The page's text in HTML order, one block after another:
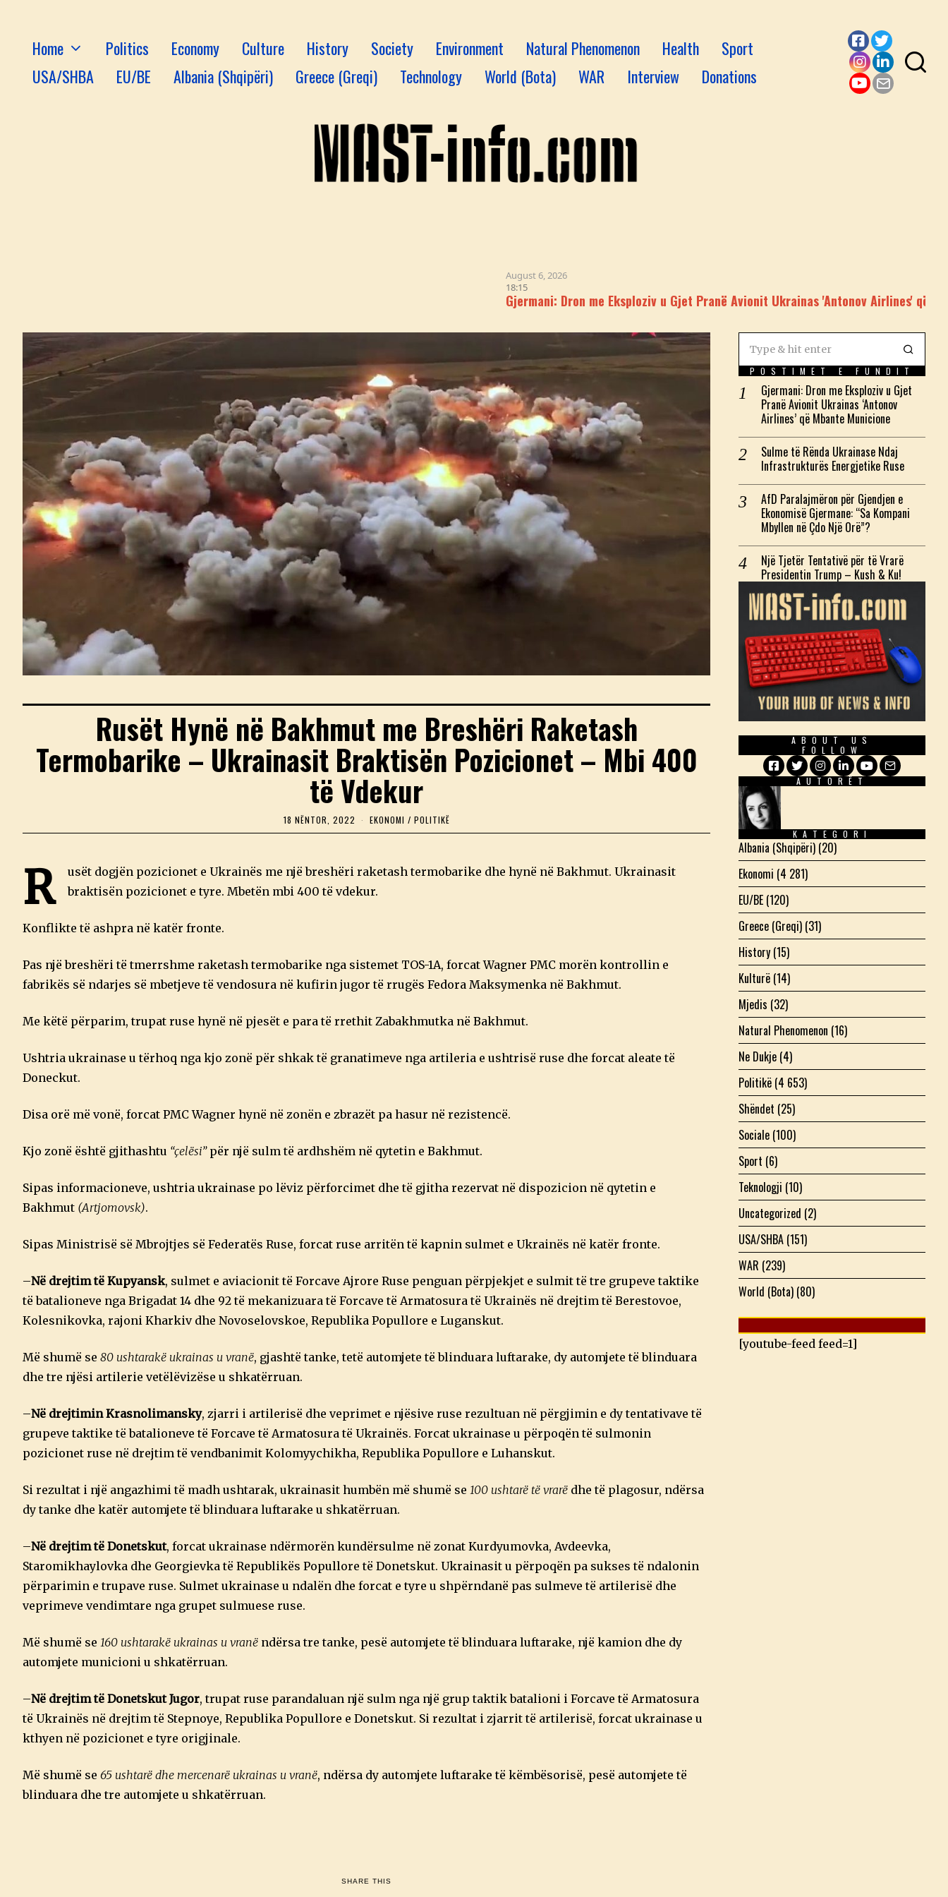
Home Politics Economy Culture History Society Environment Natural Phenomenon Health
Sport
USA/SHBA
EU/BE Albania (Shqipëri) Greece (Greqi) Technology World (Bota) WAR Interview Donations
Facebook
Twitter
Instagram
LinkedIn
Gjermani: Dron me Eksploziv u Gjet Pranë Avionit Ukrainas 'Antonov Airlines' që Mbante
Rusët Hynë në Bakhmut me Breshëri Raketash
Termobarike – Ukrainasit Braktisën Pozicionet – Mbi 400
të Vdekur
18 NËNTOR, 2022
8
T
O
R
EKONOMI / POLITIKË
R
usët dogjën pozicionet e Ukrainës me një breshëri raketash termobarike dhe hynë në Bakhmut. Ukrainasit
braktisën pozicionet e tyre. Mbetën mbi 400 të vdekur.
Konflikte të ashpra në katër fronte.
Pas një breshëri të tmerrshme raketash termobarike nga sistemet TOS-1A, forcat Wagner PMC morën kontrollin e
fabrikës së ndarjes së mbetjeve të vendosura në kufirin jugor të rrugës Fedora Maksymenka në Bakhmut.
Me këtë përparim, trupat ruse hynë në pjesët e para të rrethit Zabakhmutka në Bakhmut.
Ushtria ukrainase u tërhoq nga kjo zonë për shkak të granatimeve nga artileria e ushtrisë ruse dhe forcat aleate të
Doneckut.
Disa orë më vonë, forcat PMC Wagner hynë në zonën e zbrazët pa hasur në rezistencë.
Kjo zonë është gjithashtu “çelësi”për një sulm të ardhshëm në qytetin e Bakhmut.
Sipas informacioneve, ushtria ukrainase po lëviz përforcimet dhe të gjitha rezervat në dispozicion në qytetin e
Bakhmut (Artjomovsk).
Sipas Ministrisë së Mbrojtjes së Federatës Ruse, forcat ruse arritën të kapnin sulmet e Ukrainës në katër fronte.
–Në drejtim të Kupyansk, sulmet e aviacionit të Forcave Ajrore Ruse penguan përpjekjet e sulmit të tre grupeve taktike
të batalioneve nga Brigadat 14 dhe 92 të mekanizuara të Forcave të Armatosura të Ukrainës në drejtim të Berestovoe,
Kolesnikovka, rajoni Kharkiv dhe Novoselovskoe, Republika Popullore e Luganskut.
Më shumë se 80 ushtarakë ukrainas u vranë, gjashtë tanke, tetë automjete të blinduara luftarake, dy automjete të blinduara
dhe tre njësi artilerie vetëlëvizëse u shkatërruan.
–Në drejtimin Krasnolimansky, zjarri i artilerisë dhe veprimet e njësive ruse rezultuan në përgjimin e dy tentativave të
grupeve taktike të batalioneve të Forcave të Armatosura të Ukrainës. Forcat ukrainase u përpoqën të sulmonin
pozicionet ruse në drejtim të vendbanimit Kolomyychikha, Republika Popullore e Luhanskut.
Si rezultat i një angazhimi të madh ushtarak, ukrainasit humbën më shumë se 100 ushtarë të vrarë dhe të plagosur, ndërsa
dy tanke dhe katër automjete të blinduara luftarake u shkatërruan.
–Në drejtim të Donetskut, forcat ukrainase ndërmorën kundërsulme në zonat Kurdyumovka, Avdeevka,
Staromikhaylovka dhe Georgievka të Republikës Popullore të Donetskut. Ukrainasit u përpoqën pa sukses të ndalonin
përparimin e trupave ruse. Sulmet ukrainase u ndalën dhe forcat e tyre u shpërndanë pas sulmeve të artilerisë dhe
veprimeve vendimtare nga grupet sulmuese ruse.
Më shumë se 160 ushtarakë ukrainas u vranë ndërsa tre tanke, pesë automjete të blinduara luftarake, një kamion dhe dy
automjete municioni u shkatërruan.
–Në drejtim të Donetskut Jugor, trupat ruse parandaluan një sulm nga një grup taktik batalioni i Forcave të Armatosura
të Ukrainës në drejtim të Stepnoye, Republika Popullore e Donetskut. Si rezultat i zjarrit të artilerisë, forcat ukrainase u
kthyen në pozicionet e tyre origjinale.
Më shumë se 65 ushtarë dhe mercenarë ukrainas u vranë, ndërsa dy automjete luftarake të këmbësorisë, pesë automjete të
blinduara dhe tre automjete u shkatërruan.
SHARE THIS
POSTIMET E FUNDIT
Gjermani: Dron me Eksploziv u Gjet
Pranë Avionit Ukrainas ‘Antonov
Airlines’ që Mbante Municione
Sulme të Rënda Ukrainase Ndaj
Infrastrukturës Energjetike Ruse
AfD Paralajmëron për Gjendjen e
Ekonomisë Gjermane: “Sa Kompani
Mbyllen në Çdo Një Orë”?
Një Tjetër Tentativë për të Vrarë
Presidentin Trump – Kush & Ku!
ABOUT US
FOLLOW
Facebook
TwitterInstagram
LinkedIn
YouTube
Email
AUTORËT
KATEGORI
Albania (Shqipëri) (20)
Ekonomi (4 281)
EU/BE (120)
Greece (Greqi) (31)
History (15)
Kulturë (14)
Mjedis (32)
Natural Phenomenon (16)
Ne Dukje (4)
Politikë (4 653)
Shëndet (25)
Sociale (100)
Sport (6)
Teknologji (10)
Uncategorized (2)
USA/SHBA (151)
WAR (239)
World (Bota) (80)
[youtube-feed feed=1]